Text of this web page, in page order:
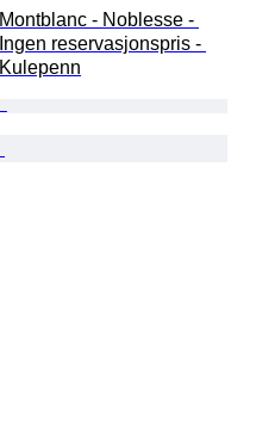
Montblanc - Noblesse -
Ingen reservasjonspris -
Kulepenn